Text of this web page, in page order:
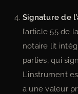
Signature de
l’article 55 de
notaire lit
parties, qui
L’instrument
a une valeur